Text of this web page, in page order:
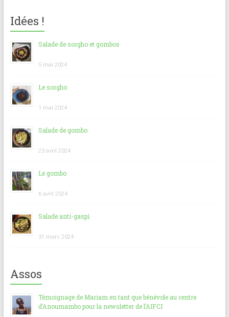
Idées !
Salade de sorgho et gombos
5 mai 2024
Le sorgho
1 mai 2024
Salade de gombo
23 avril 2024
Le gombo
6 avril 2024
Salade anti-gaspi
31 mars 2024
Assos
Témoignage de Mariam en tant que bénévole au centre
d’Anoumambo pour la newsletter de l’AIFCI